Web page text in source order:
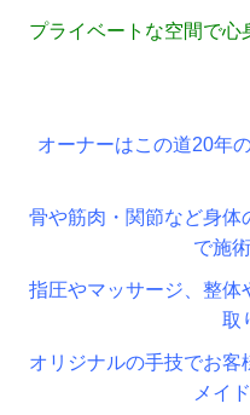
プライベートな空間で心
オーナーはこの道20年
骨や筋肉・関節など身体
で施
指圧やマッサージ、整体
取
オリジナルの手技でお客
メイ